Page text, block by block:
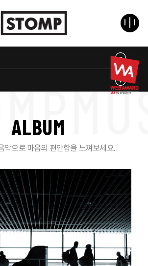
ALBUM
악으로 마음의 편안함을 느껴보세요.